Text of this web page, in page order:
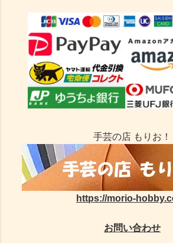
手芸の店 もりお！
https://morio-
お問い合わせ